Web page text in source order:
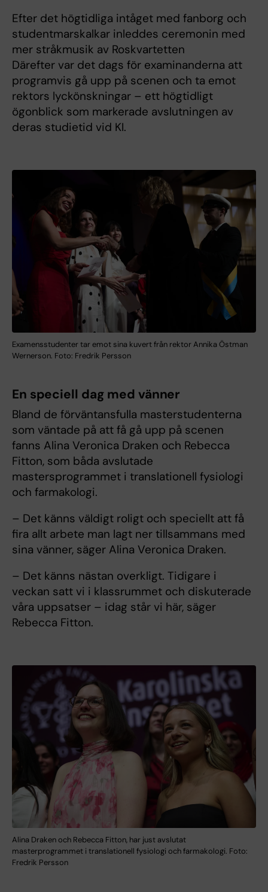
Efter det högtidliga intåget med fanborg och
studentmarskalkar inleddes ceremonin med
mer stråkmusik av Roskvartetten
Därefter var det dags för examinanderna att
programvis gå upp på scenen och ta emot
rektors lyckönskningar – ett högtidligt
ögonblick som markerade avslutningen av
deras studietid vid KI.
Examensstudenter tar emot sina kuvert från rektor Annika Östman
Wernerson. Foto: Fredrik Persson
En speciell dag med vänner
Bland de förväntansfulla masterstudenterna
som väntade på att få gå upp på scenen
fanns Alina Veronica Draken och Rebecca
Fitton, som båda avslutade
mastersprogrammet i translationell fysiologi
och farmakologi.
– Det känns väldigt roligt och speciellt att få
fira allt arbete man lagt ner tillsammans med
sina vänner, säger Alina Veronica Draken.
– Det känns nästan overkligt. Tidigare i
veckan satt vi i klassrummet och diskuterade
våra uppsatser – idag står vi här, säger
Rebecca Fitton.
Alina Draken och Rebecca Fitton, har just avslutat
masterprogrammet i translationell fysiologi och farmakologi. Foto:
Fredrik Persson